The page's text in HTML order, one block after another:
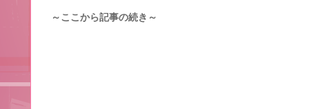
～ここから記事の続き～